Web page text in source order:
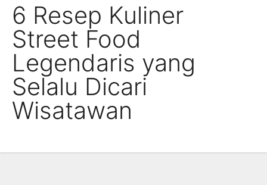
6 Resep Kuliner
Street Food
Legendaris yang
Selalu Dicari
Wisatawan